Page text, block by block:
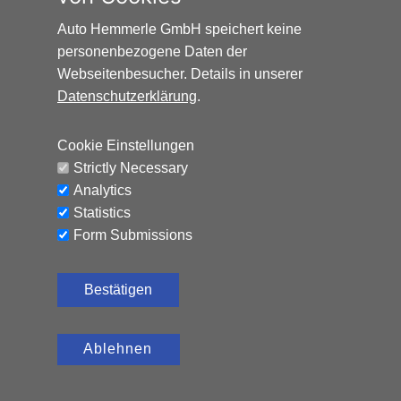
Auto Hemmerle GmbH speichert keine
personenbezogene Daten der
Webseitenbesucher. Details in unserer
Datenschutzerklärung.
Cookie Einstellungen
Strictly Necessary
Analytics
Statistics
Form Submissions
Bestätigen
Ablehnen